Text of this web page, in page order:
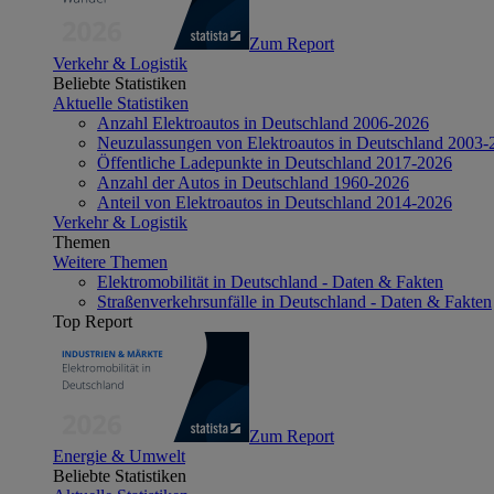
Zum Report
Verkehr & Logistik
Beliebte Statistiken
Aktuelle Statistiken
Anzahl Elektroautos in Deutschland 2006-2026
Neuzulassungen von Elektroautos in Deutschland 2003-
Öffentliche Ladepunkte in Deutschland 2017-2026
Anzahl der Autos in Deutschland 1960-2026
Anteil von Elektroautos in Deutschland 2014-2026
Verkehr & Logistik
Themen
Weitere Themen
Elektromobilität in Deutschland - Daten & Fakten
Straßenverkehrsunfälle in Deutschland - Daten & Fakten
Top Report
Zum Report
Energie & Umwelt
Beliebte Statistiken